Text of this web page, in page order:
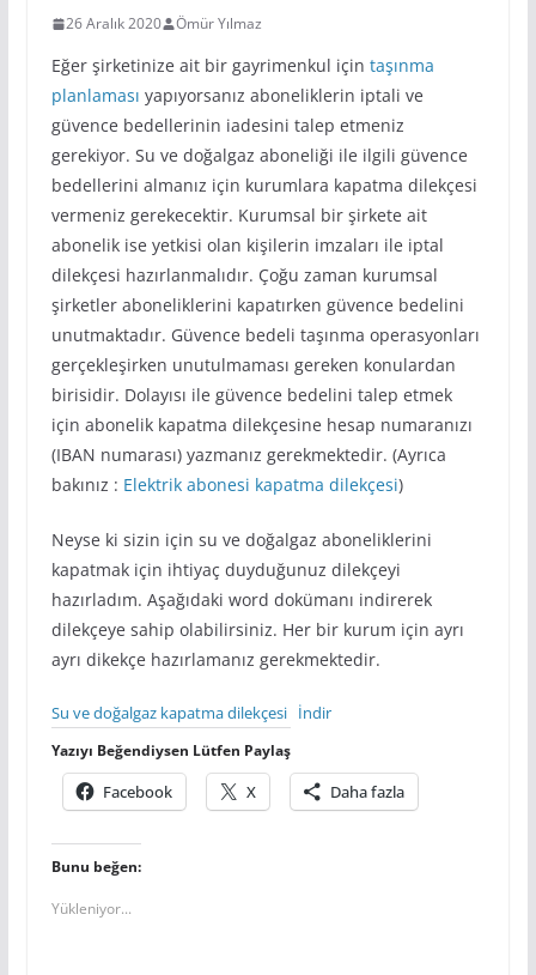
26 Aralık 2020 Ömür Yılmaz
Eğer şirketinize ait bir gayrimenkul için taşınma
planlaması yapıyorsanız aboneliklerin iptali ve
güvence bedellerinin iadesini talep etmeniz
gerekiyor. Su ve doğalgaz aboneliği ile ilgili güvence
bedellerini almanız için kurumlara kapatma dilekçesi
vermeniz gerekecektir. Kurumsal bir şirkete ait
abonelik ise yetkisi olan kişilerin imzaları ile iptal
dilekçesi hazırlanmalıdır. Çoğu zaman kurumsal
şirketler aboneliklerini kapatırken güvence bedelini
unutmaktadır. Güvence bedeli taşınma operasyonları
gerçekleşirken unutulmaması gereken konulardan
birisidir. Dolayısı ile güvence bedelini talep etmek
için abonelik kapatma dilekçesine hesap numaranızı
(IBAN numarası) yazmanız gerekmektedir. (Ayrıca
bakınız : Elektrik abonesi kapatma dilekçesi)
Neyse ki sizin için su ve doğalgaz aboneliklerini
kapatmak için ihtiyaç duyduğunuz dilekçeyi
hazırladım. Aşağıdaki word dokümanı indirerek
dilekçeye sahip olabilirsiniz. Her bir kurum için ayrı
ayrı dikekçe hazırlamanız gerekmektedir.
Su ve doğalgaz kapatma dilekçesi İndir
Yazıyı Beğendiysen Lütfen Paylaş
Facebook X Daha fazla
Bunu beğen:
Yükleniyor...